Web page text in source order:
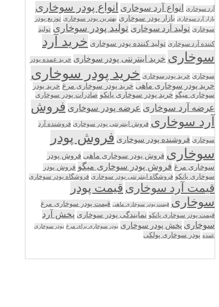
آرد سوخاری انواع آرد سوخاری انواع پودر سوخاری
بازار آرد سوخاری بازار پودر سوخاری بهترین پودر سوخاری توزیع پودر
سوخاری تولید آرد سوخاری تولید پودر سوخاری تولید
کننده آرد سوخاری تولید کننده پودر سوخاری خرید آرد
سوخاری خرید اینترنتی پودر سوخاری خرید عمده پودر
سوخاری خرید پودرسوخاری خرید پودر سوخاری
خرید پودر سوخاری ماهی خرید پودر سوخاری مرغ خرید پودر
سوخاری میگو خرید پودر سوخاری پانکو صادرات پودر سوخاری
عرضه آرد سوخاری عرضه پودر سوخاری فروش
آرد سوخاری فروش اینترنتی پودر سوخاری فروشنده آرد
سوخاری فروشنده پودر سوخاری فروش پودر
سوخاری فروش پودر سوخاری ماهی فروش پودر
سوخاری مرغ فروش پودر سوخاری میگو فروش پودر
سوخاری پانکو فروشگاه اینترنتی پودر سوخاری فروشگاه پودر سوخاری
قیمت آرد سوخاری قیمت پودر
سوخاری قیمت پودر سوخاری ماهی قیمت پودر سوخاری مرغ
قیمت پودر سوخاری پانکو نمایندگی پودر سوخاری پخش آرد
سوخاری پخش پودر سوخاری پودر سوخاری برای مرغ پودر سوخاری
عمده پودر سوخاری پولکی